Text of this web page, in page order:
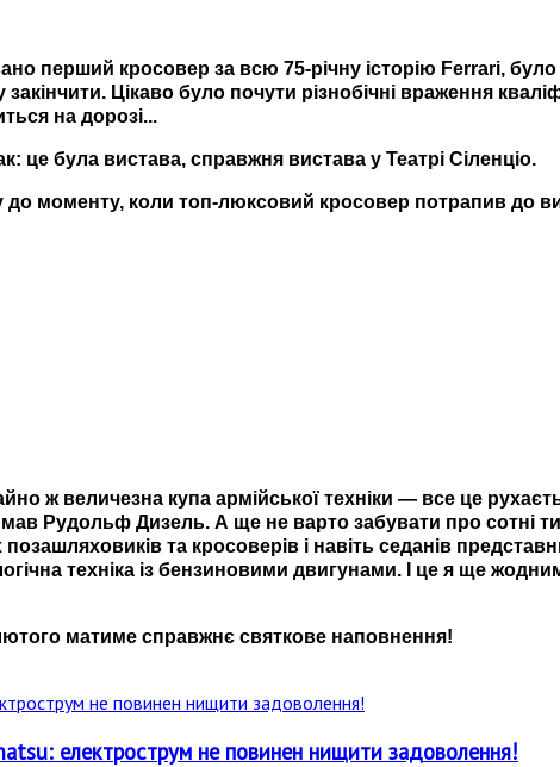
перший кросовер за всю 75-річну історію Ferrari,
Цікаво було почути різнобічні враження
на дорозі...
це була вистава, справжня вистава у Театрі Сіленціо.
до моменту, коли топ-люксовий кросовер потрапив до
ж величезна купа армійської техніки — все це
Рудольф Дизель. А ще не варто забувати про сотні
та кросоверів і навіть седанів
техніка із бензиновими двигунами. І це я ще
матиме справжнє святкове наповнення!
електрострум не повинен нищити задоволення!